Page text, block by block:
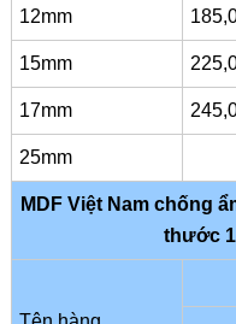
12mm
15mm
17mm
25mm
MDF Việt Nam chống
thước